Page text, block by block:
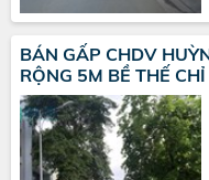
BÁN GẤP CHDV
RỘNG 5M BỀ THẾ